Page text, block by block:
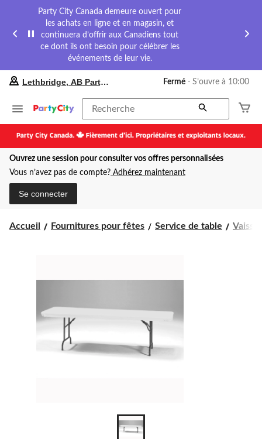
Party City Canada demeure ouvert pour
les achats en ligne et en magasin, et
continuera d’offrir aux Canadiens tout
ce dont ils ont besoin pour célébrer les
événements de leur vie.
préféré
Lethbridge,
Party
City,
courament
Fermé,
pour
Lethbridge, AB Party City Fermé ⋅ S’ouvre à 10:00
Recherche
Ouvrez une session pour consulter vos offres personnalisées
Vous n’avez pas de compte? Adhérez maintenant
Se connecter
Accueil Fournitures pour fêtes Service de table